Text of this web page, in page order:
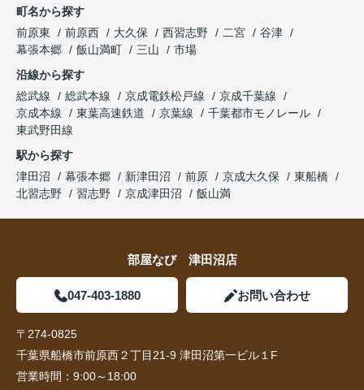
町名から探す
前原東
前原西 大久保 西習志野 二宮
谷津
幕張本郷
飯山満町 三山
市場
沿線から探す
総武線
総武本線 京成電鉄松戸線
京成千葉線
京成本線
東葉高速鉄道 京葉線
千葉都市モノレール
東武野田線
駅から探す
津田沼
幕張本郷 新津田沼 前原 京成大久保
東船橋
北習志野
習志野 京成津田沼 飯山満
部屋なび 津田沼店
047-403-1880 お問い合わせ
〒274-0825
千葉県船橋市前原西２丁目21-9 津田沼第一ビル１F
営業時間： 9:00～18:00